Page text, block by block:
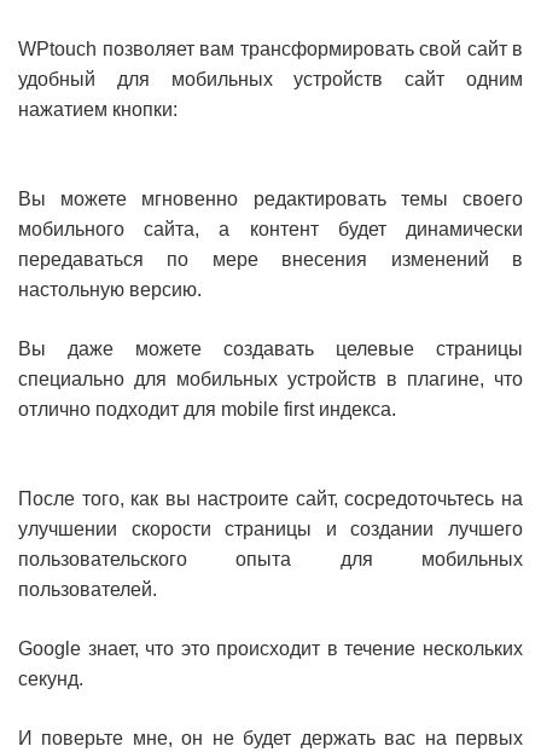
WPtouch позволяет вам трансформировать свой сайт в
удобный для мобильных устройств сайт одним
нажатием кнопки:
Вы можете мгновенно редактировать темы своего
мобильного сайта, а контент будет динамически
передаваться по мере внесения изменений в
настольную версию.
Вы даже можете создавать целевые страницы
специально для мобильных устройств в плагине, что
отлично подходит для mobile first индекса.
После того, как вы настроите сайт, сосредоточьтесь на
улучшении скорости страницы и создании лучшего
пользовательского опыта для мобильных
пользователей.
Google знает, что это происходит в течение нескольких
секунд.
И поверьте мне, он не будет держать вас на первых